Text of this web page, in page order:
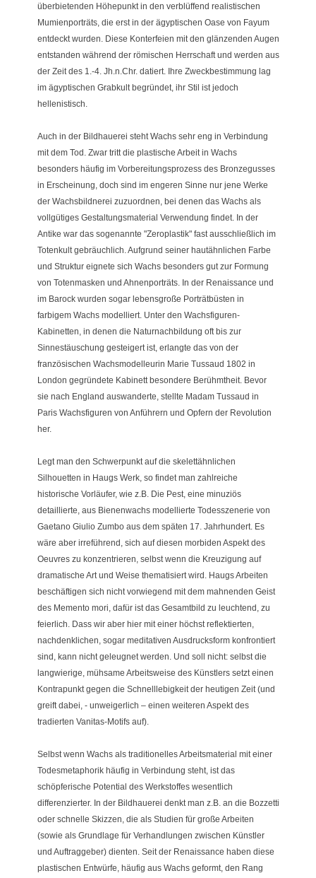
überbietenden Höhepunkt in den verblüffend realistischen
Mumienporträts, die erst in der ägyptischen Oase von Fayum
entdeckt wurden. Diese Konterfeien mit den glänzenden Augen
entstanden während der römischen Herrschaft und werden aus
der Zeit des 1.-4. Jh.n.Chr. datiert. Ihre Zweckbestimmung lag
im ägyptischen Grabkult begründet, ihr Stil ist jedoch
hellenistisch.
Auch in der Bildhauerei steht Wachs sehr eng in Verbindung
mit dem Tod. Zwar tritt die plastische Arbeit in Wachs
besonders häufig im Vorbereitungsprozess des Bronzegusses
in Erscheinung, doch sind im engeren Sinne nur jene Werke
der Wachsbildnerei zuzuordnen, bei denen das Wachs als
vollgütiges Gestaltungsmaterial Verwendung findet. In der
Antike war das sogenannte "Zeroplastik" fast ausschließlich im
Totenkult gebräuchlich. Aufgrund seiner hautähnlichen Farbe
und Struktur eignete sich Wachs besonders gut zur Formung
von Totenmasken und Ahnenporträts. In der Renaissance und
im Barock wurden sogar lebensgroße Porträtbüsten in
farbigem Wachs modelliert. Unter den Wachsfiguren-
Kabinetten, in denen die Naturnachbildung oft bis zur
Sinnestäuschung gesteigert ist, erlangte das von der
französischen Wachsmodelleurin Marie Tussaud 1802 in
London gegründete Kabinett besondere Berühmtheit. Bevor
sie nach England auswanderte, stellte Madam Tussaud in
Paris Wachsfiguren von Anführern und Opfern der Revolution
her.
Legt man den Schwerpunkt auf die skelettähnlichen
Silhouetten in Haugs Werk, so findet man zahlreiche
historische Vorläufer, wie z.B. Die Pest, eine minuziös
detaillierte, aus Bienenwachs modellierte Todesszenerie von
Gaetano Giulio Zumbo aus dem späten 17. Jahrhundert. Es
wäre aber irreführend, sich auf diesen morbiden Aspekt des
Oeuvres zu konzentrieren, selbst wenn die Kreuzigung auf
dramatische Art und Weise thematisiert wird. Haugs Arbeiten
beschäftigen sich nicht vorwiegend mit dem mahnenden Geist
des Memento mori, dafür ist das Gesamtbild zu leuchtend, zu
feierlich. Dass wir aber hier mit einer höchst reflektierten,
nachdenklichen, sogar meditativen Ausdrucksform konfrontiert
sind, kann nicht geleugnet werden. Und soll nicht: selbst die
langwierige, mühsame Arbeitsweise des Künstlers setzt einen
Kontrapunkt gegen die Schnelllebigkeit der heutigen Zeit (und
greift dabei, - unweigerlich – einen weiteren Aspekt des
tradierten Vanitas-Motifs auf).
Selbst wenn Wachs als traditionelles Arbeitsmaterial mit einer
Todesmetaphorik häufig in Verbindung steht, ist das
schöpferische Potential des Werkstoffes wesentlich
differenzierter. In der Bildhauerei denkt man z.B. an die Bozzetti
oder schnelle Skizzen, die als Studien für große Arbeiten
(sowie als Grundlage für Verhandlungen zwischen Künstler
und Auftraggeber) dienten. Seit der Renaissance haben diese
plastischen Entwürfe, häufig aus Wachs geformt, den Rang